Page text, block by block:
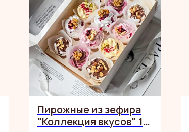
Пирожные из зефира
"Коллекция вкусов" 12